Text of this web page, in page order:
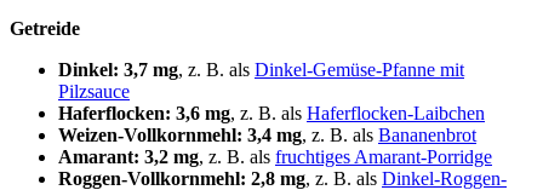
Getreide
Dinkel: 3,7 mg, z. B. als Dinkel-Gemüse-Pfanne mit
Pilzsauce
Haferflocken: 3,6 mg, z. B. als Haferflocken-Laibchen
Weizen-Vollkornmehl: 3,4 mg, z. B. als Bananenbrot
Amarant: 3,2 mg, z. B. als fruchtiges Amarant-Porridge
Roggen-Vollkornmehl: 2,8 mg, z. B. als Dinkel-Roggen-